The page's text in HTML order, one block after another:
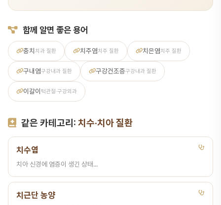
함께 알면 좋은 용어
충치 치과 질환 치주염치주 질환 치은염치주 질환
구내염구강내과 질환 구강건조증구강내과 질환
이갈이 턱관절·구강외과
같은 카테고리: 치수·치아 질환
치수염
치아 신경에 염증이 생긴 상태...
치근단 농양